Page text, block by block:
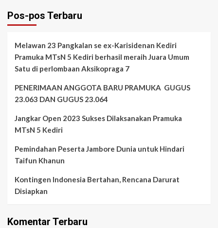
Pos-pos Terbaru
Melawan 23 Pangkalan se ex-Karisidenan Kediri
Pramuka MTsN 5 Kediri berhasil meraih Juara Umum
Satu di perlombaan Aksikopraga 7
PENERIMAAN ANGGOTA BARU PRAMUKA GUGUS
23.063 DAN GUGUS 23.064
Jangkar Open 2023 Sukses Dilaksanakan Pramuka
MTsN 5 Kediri
Pemindahan Peserta Jambore Dunia untuk Hindari
Taifun Khanun
Kontingen Indonesia Bertahan, Rencana Darurat
Disiapkan
Komentar Terbaru